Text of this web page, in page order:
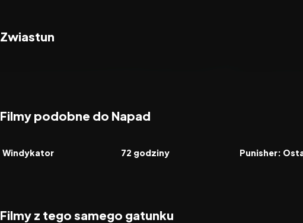
Zwiastun
Filmy podobne do Napad
FILM
Windykator FILM
72 godziny FILM
Filmy z tego samego gatunku